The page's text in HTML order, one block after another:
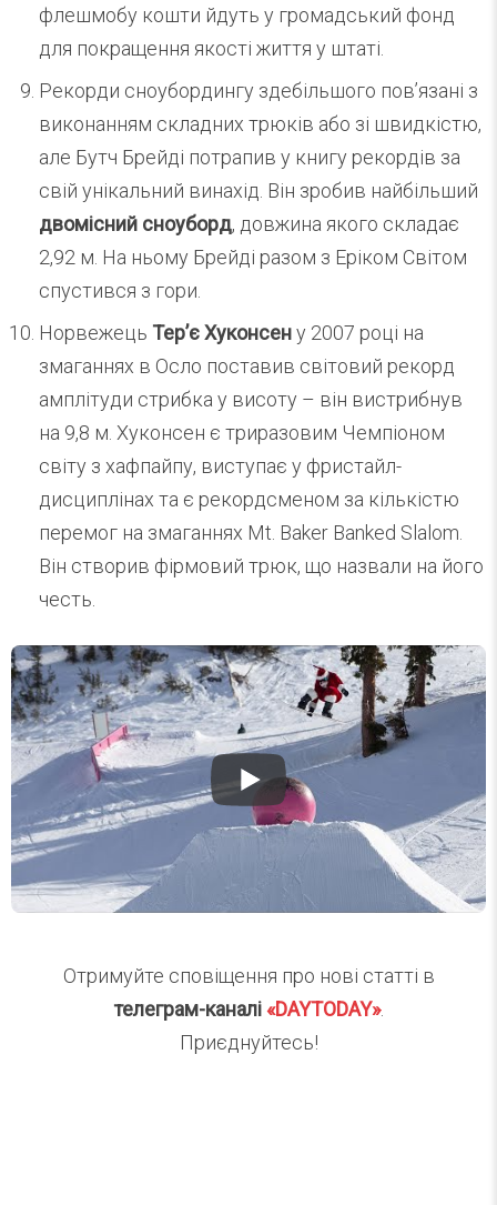
флешмобу кошти йдуть у громадський фонд
для покращення якості життя у штаті.
Рекорди сноубордингу здебільшого пов’язані з
виконанням складних трюків або зі швидкістю,
але Бутч Брейді потрапив у книгу рекордів за
свій унікальний винахід. Він зробив найбільший
двомісний сноуборд, довжина якого складає
2,92 м. На ньому Брейді разом з Еріком Світом
спустився з гори.
Норвежець Тер’є Хуконсену 2007 році на
змаганнях в Осло поставив світовий рекорд
амплітуди стрибка у висоту – він вистрибнув
на 9,8 м. Хуконсен є триразовим Чемпіоном
світу з хафпайпу, виступає у фристайл-
дисциплінах та є рекордсменом за кількістю
перемог на змаганнях Mt. Baker Banked Slalom.
Він створив фірмовий трюк, що назвали на його
честь.
Отримуйте сповіщення про нові статті в
телеграм-каналі«DAYTODAY».
Приєднуйтесь!